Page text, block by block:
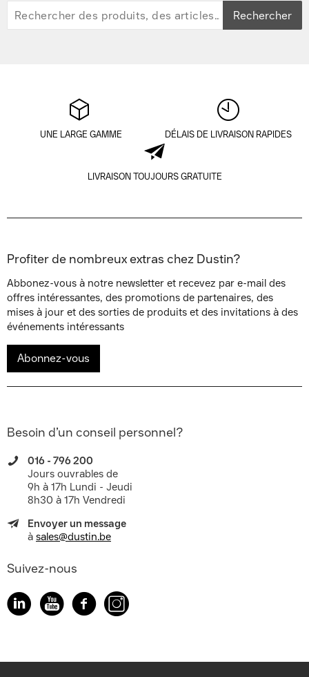
Rechercher
UNE LARGE GAMME DÉLAIS DE LIVRAISON RAPIDES
LIVRAISON TOUJOURS GRATUITE
Profiter de nombreux extras chez Dustin?
Abbonez-vous à notre newsletter et recevez par e-mail des
offres intéressantes, des promotions de partenaires, des
mises à jour et des sorties de produits et des invitations à des
événements intéressants
Abonnez-vous
Besoin d’un conseil personnel?
016 - 796 200
Jours ouvrables de
9h à 17h Lundi - Jeudi
8h30 à 17h Vendredi
Envoyer un message
à sales@dustin.be
Suivez-nous